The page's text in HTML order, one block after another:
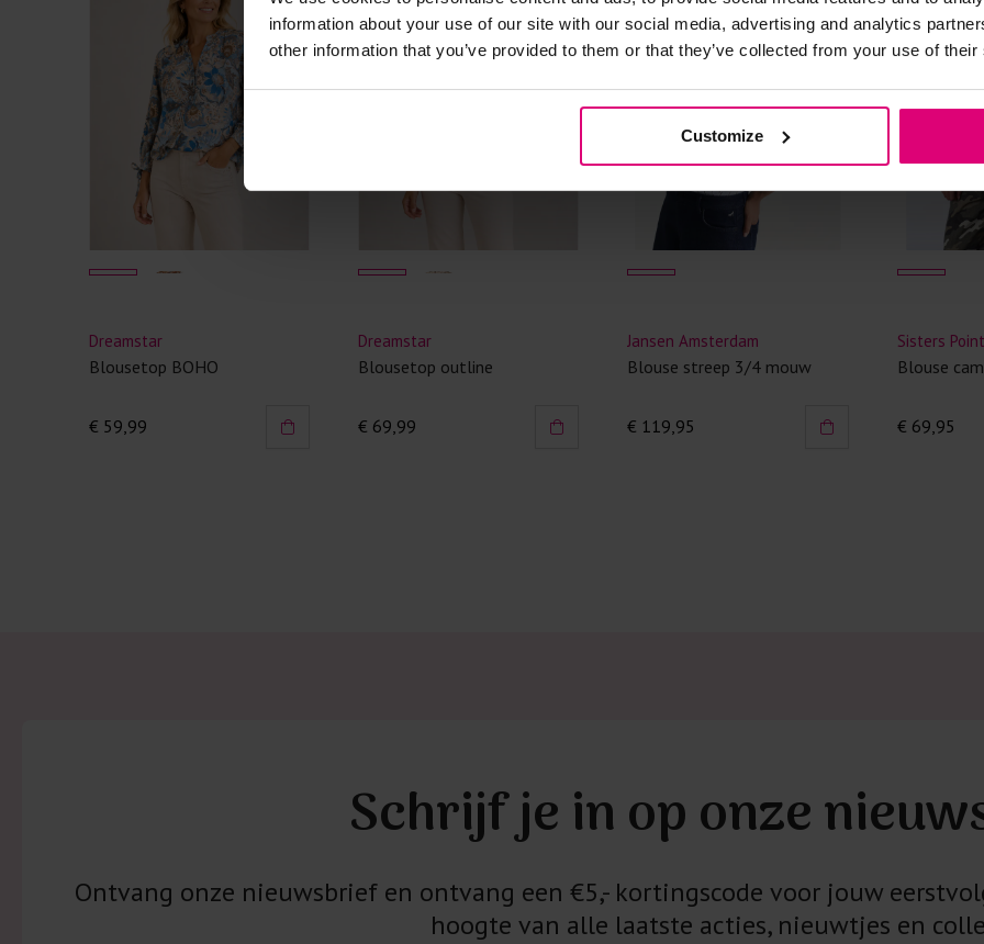
information about your use of our site with our social media, advertising and analytics
other information that you’ve provided to them or that they’ve collected from your use of
Customize
Droog het
kledingstuk
Strijkijzer/
van het
niet
Dreamstar
Blousetop BOHO
€ 59,99
Dreamstar
Blousetop outline
€ 69,99
Jansen Amsterdam
Blouse streep 3/4 mouw
€ 119,95
Sisters Point
Blouse
€ 69,95
Schrijf je in op onze
Ontvang onze nieuwsbrief en ontvang een €5,- kortingscode voor jouw
hoogte van alle laatste acties, nieuwtjes en